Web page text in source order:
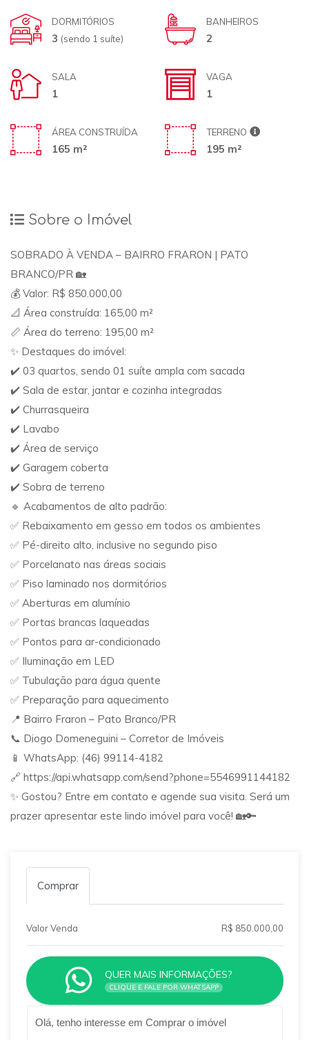
DORMITÓRIOS
3 (sendo 1 suíte)
BANHEIROS
2
SALA
1
VAGA
1
ÁREA CONSTRUÍDA
165 m²
TERRENO
195 m²
Sobre o Imóvel
SOBRADO À VENDA – BAIRRO FRARON | PATO
BRANCO/PR 🏡
💰 Valor: R$ 850.000,00
📐 Área construída: 165,00 m²
📏 Área do terreno: 195,00 m²
✨ Destaques do imóvel:
✔️ 03 quartos, sendo 01 suíte ampla com sacada
✔️ Sala de estar, jantar e cozinha integradas
✔️ Churrasqueira
✔️ Lavabo
✔️ Área de serviço
✔️ Garagem coberta
✔️ Sobra de terreno
🔹 Acabamentos de alto padrão:
✅ Rebaixamento em gesso em todos os ambientes
✅ Pé-direito alto, inclusive no segundo piso
✅ Porcelanato nas áreas sociais
✅ Piso laminado nos dormitórios
✅ Aberturas em alumínio
✅ Portas brancas laqueadas
✅ Pontos para ar-condicionado
✅ Iluminação em LED
✅ Tubulação para água quente
✅ Preparação para aquecimento
📍 Bairro Fraron – Pato Branco/PR
📞 Diogo Domeneguini – Corretor de Imóveis
📱 WhatsApp: (46) 99114-4182
🔗 https://api.whatsapp.com/send?phone=5546991144182
✨ Gostou? Entre em contato e agende sua visita. Será um
prazer apresentar este lindo imóvel para você! 🏡🔑
Comprar
Valor Venda R$ 850.000,00
QUER MAIS INFORMAÇÕES?
CLIQUE E FALE POR WHATSAPP